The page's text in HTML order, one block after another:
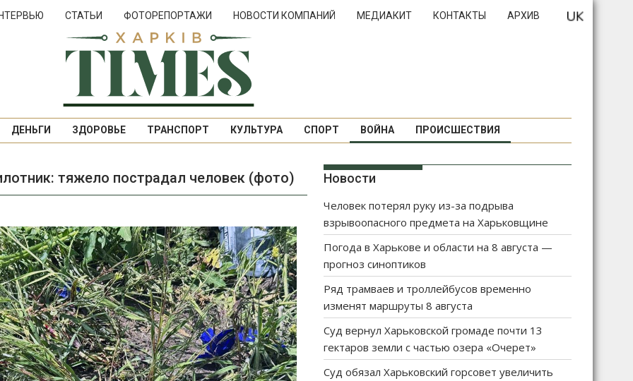
СТАТЬИ ФОТОРЕПОРТАЖИ НОВОСТИ КОМПАНИЙ МЕДИАКИТ КОНТАКТЫ АРХИВ
ДЕНЬГИ ЗДОРОВЬЕ ТРАНСПОРТ КУЛЬТУРА СПОРТ ВОЙНА ПРОИСШЕСТВИЯ
тяжело пострадал человек (фото) Новости
Человек потерял руку из-за подрыва
взрывоопасного предмета на Харьковщине
Погода в Харькове и области на 8 августа —
прогноз синоптиков
Ряд трамваев и троллейбусов временно
изменят маршруты 8 августа
Суд вернул Харьковской громаде почти 13
гектаров земли с частью озера «Очерет»
Суд обязал Харьковский горсовет увеличить